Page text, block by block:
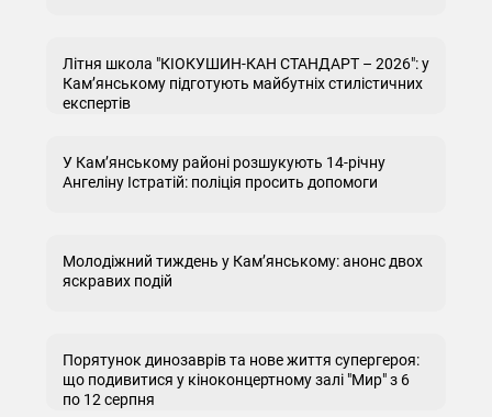
Літня школа "КІОКУШИН-КАН СТАНДАРТ – 2026": у
Кам’янському підготують майбутніх стилістичних
експертів
У Кам’янському районі розшукують 14-річну
Ангеліну Істратій: поліція просить допомоги
Молодіжний тиждень у Кам’янському: анонс двох
яскравих подій
Порятунок динозаврів та нове життя супергероя:
що подивитися у кіноконцертному залі "Мир" з 6
по 12 серпня